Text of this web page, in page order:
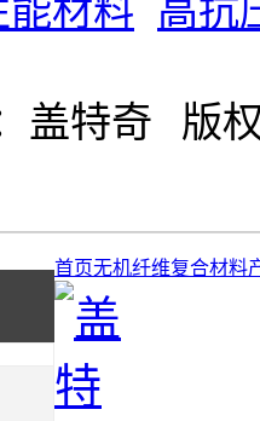
能材料
高抗
盖特奇
版
首页无机纤维复合材料